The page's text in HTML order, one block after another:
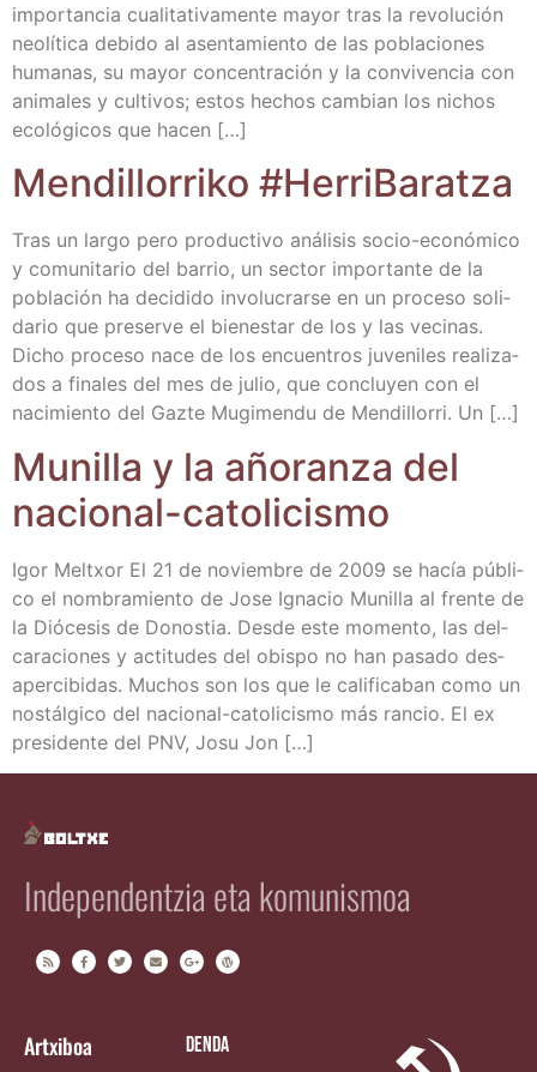
impor­tan­cia cua­li­ta­ti­va­men­te mayor tras la revo­lu­ción
neo­lí­ti­ca debi­do al asen­ta­mien­to de las pobla­cio­nes
huma­nas, su mayor con­cen­tra­ción y la con­vi­ven­cia con
ani­ma­les y cul­ti­vos; estos hechos cam­bian los nichos
eco­ló­gi­cos que hacen […]
Men­di­llo­rri­ko #Herri­Ba­ratza
Tras un lar­go pero pro­duc­ti­vo aná­li­sis socio-eco­­nó­­mi­­co
y comu­ni­ta­rio del barrio, un sec­tor impor­tan­te de la
pobla­ción ha deci­di­do invo­lu­crar­se en un pro­ce­so soli­
da­rio que pre­ser­ve el bien­es­tar de los y las veci­nas.
Dicho pro­ce­so nace de los encuen­tros juve­ni­les rea­li­za­
dos a fina­les del mes de julio, que con­clu­yen con el
naci­mien­to del Gaz­te Mugi­men­du de Men­di­llo­rri. Un […]
Muni­lla y la año­ran­za del
nacional-catolicismo
Igor Meltxor El 21 de noviem­bre de 2009 se hacía públi­
co el nom­bra­mien­to de Jose Igna­cio Muni­lla al fren­te de
la Dió­ce­sis de Donos­tia. Des­de este momen­to, las del­
ca­ra­cio­nes y acti­tu­des del obis­po no han pasa­do des­
aper­ci­bi­das. Muchos son los que le cali­fi­ca­ban como un
nos­tál­gi­co del nacio­­nal-cato­­li­­ci­s­­mo más ran­cio. El ex
pre­si­den­te del PNV, Josu Jon […]
Independentzia eta komunismoa
Artxiboa Denda